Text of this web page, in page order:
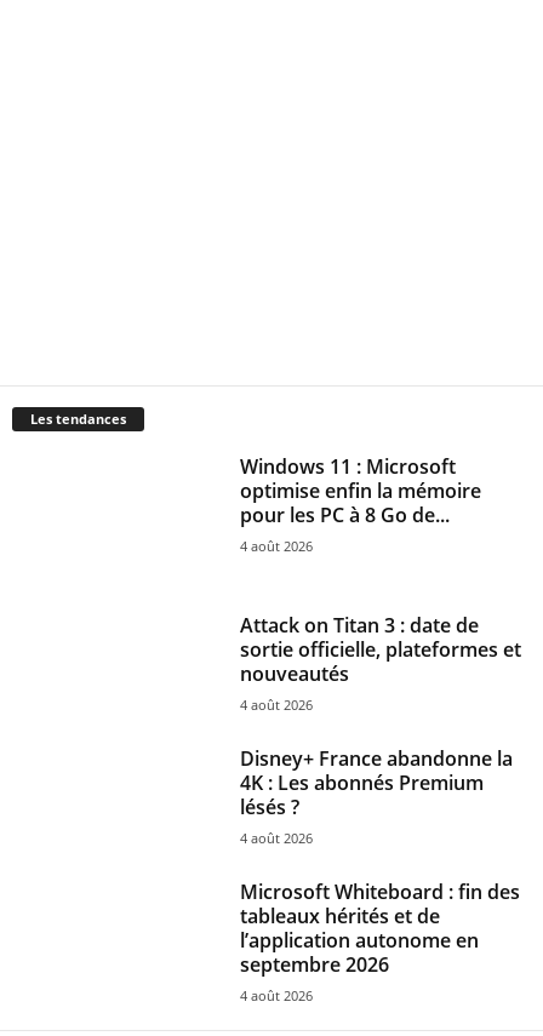
Les tendances
Windows 11 : Microsoft
optimise enfin la mémoire
pour les PC à 8 Go de...
4 août 2026
Attack on Titan 3 : date de
sortie officielle, plateformes et
nouveautés
4 août 2026
Disney+ France abandonne la
4K : Les abonnés Premium
lésés ?
4 août 2026
Microsoft Whiteboard : fin des
tableaux hérités et de
l’application autonome en
septembre 2026
4 août 2026